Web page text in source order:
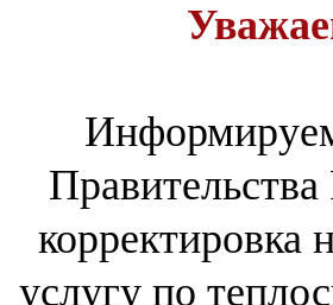
корректировка
услугу по